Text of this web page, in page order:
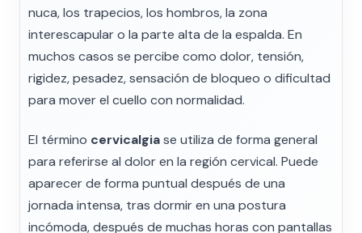
nuca, los trapecios, los hombros, la zona
interescapular o la parte alta de la espalda. En
muchos casos se percibe como dolor, tensión,
rigidez, pesadez, sensación de bloqueo o dificultad
para mover el cuello con normalidad.
El término cervicalgiase utiliza de forma general
para referirse al dolor en la región cervical. Puede
aparecer de forma puntual después de una
jornada intensa, tras dormir en una postura
incómoda, después de muchas horas con pantallas